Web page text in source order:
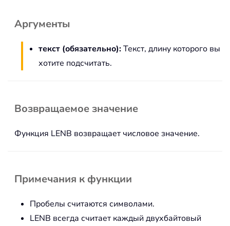
Аргументы
текст (обязательно):Текст, длину которого вы
хотите подсчитать.
Возвращаемое значение
Функция LENB возвращает числовое значение.
Примечания к функции
Пробелы считаются символами.
LENB всегда считает каждый двухбайтовый